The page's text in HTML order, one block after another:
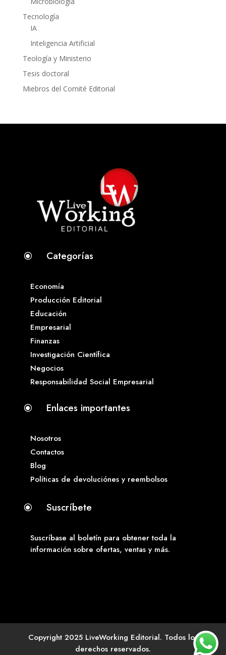
Tecnología
IA
Inteligencia Artificial
Teología y Ministerio
Tesis doctoral
Miebros del Comité Editorial
\ Categorías
Economía
Producción Editorial
Educación
Empresarial
Finanzas
Investigación Científica
Negocios
Responsabilidad Social Empresarial
\ Enlaces importantes
Nosotros
Contactos
Blog
Políticas de devoluciónes y reembolsos
\ Suscríbete
Suscríbase al boletín para obtener toda la
información sobre ofertas, ventas y más.
Copyright 2025 LiveWorking Editorial. Todos los
derechos reservados.